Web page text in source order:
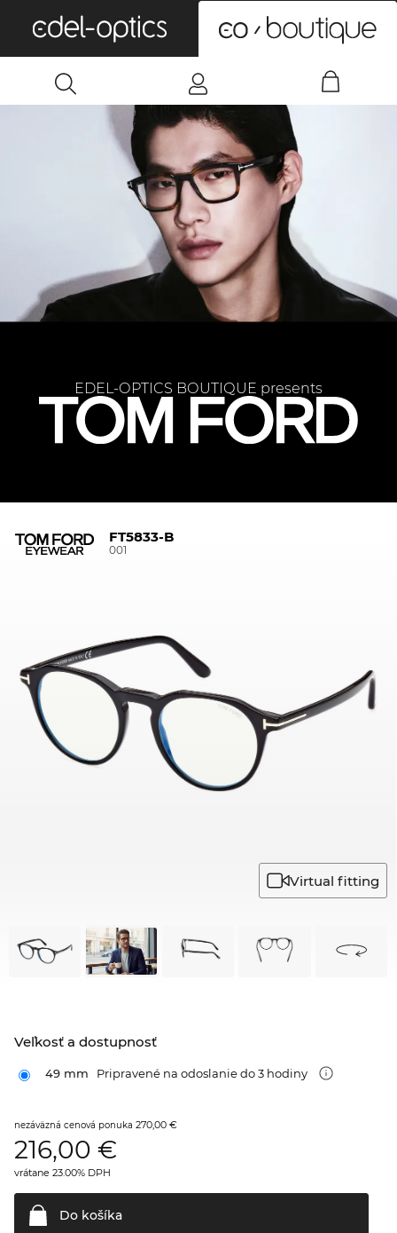
EDEL-OPTICS BOUTIQUE presents
FT5833-B
001
Virtual fitting
Veľkosť a dostupnosť
49 mm Pripravené na odoslanie do 3 hodiny
nezáväzná cenová ponuka 270,00 €
216,00 €
vrátane 23.00% DPH
Do košíka